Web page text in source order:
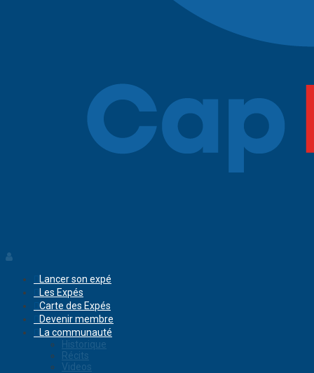
Lancer son expé
Les Expés
Carte des Expés
Devenir membre
La communauté
Historique
Récits
Videos